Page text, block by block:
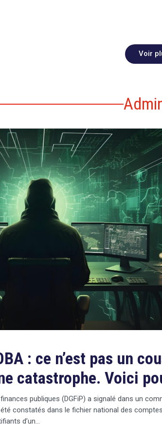
Voir
: ce n’est pas un
catastrophe. Voici
publiques (DGFiP) a signalé dans un
constatés dans le fichier national des
d’un…